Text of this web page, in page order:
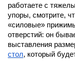
работаете с
упоры, смотрите,
«силовые»
отверстий: он
выставления
стол, который